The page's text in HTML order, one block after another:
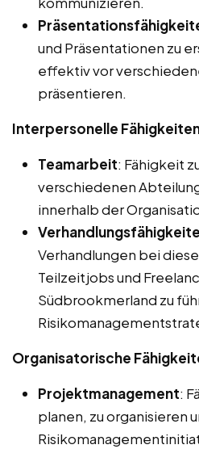
und Präsentationen zu
effektiv vor
präsentieren.
Interpersonelle
Teamarbeit: Fähigkeit
verschiedenen
innerhalb der
Verhandlungen bei
Teilzeitjobs und
Südbrookmerland zu
Organisatorische
Projektmanagement:
planen, zu organisieren